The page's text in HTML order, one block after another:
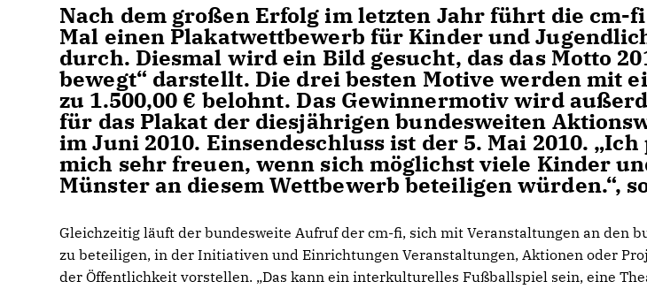
Nach dem großen Erfolg im letzten Jahr führt die cm-
Mal einen Plakatwettbewerb für Kinder und
durch. Diesmal wird ein Bild gesucht, das das Motto
bewegt“ darstellt. Die drei besten Motive werden mit
zu 1.500,00 € belohnt. Das Gewinnermotiv wird
für das Plakat der diesjährigen bundesweiten
im Juni 2010. Einsendeschluss ist der 5. Mai 2010.
mich sehr freuen, wenn sich möglichst viele Kinder
Münster an diesem Wettbewerb beteiligen würden.“,
Gleichzeitig läuft der bundesweite Aufruf der cm-fi, sich mit Veranstaltungen an den
zu beteiligen, in der Initiativen und Einrichtungen Veranstaltungen, Aktionen oder
der Öffentlichkeit vorstellen. „Das kann ein interkulturelles Fußballspiel sein, eine